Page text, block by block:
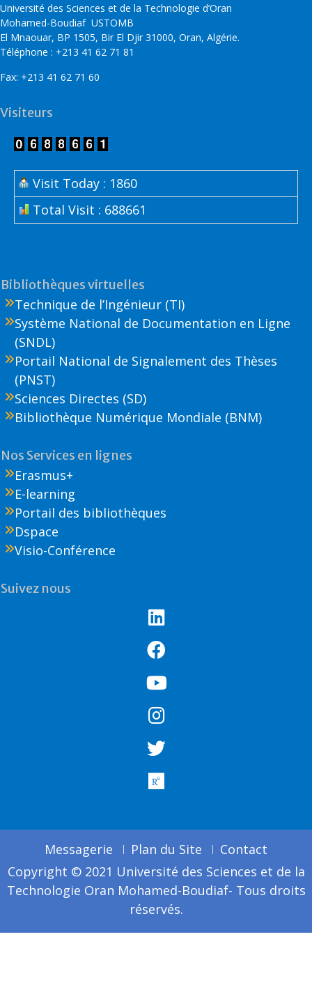
Université des Sciences et de la Technologie d’Oran
Mohamed-Boudiaf USTOMB
El Mnaouar, BP 1505, Bir El Djir 31000, Oran, Algérie.
Téléphone : +213 41 62 71 81
Fax: +213 41 62 71 60
Visiteurs
Visit Today : 1860
Total Visit : 688661
Bibliothèques virtuelles
Technique de l’Ingénieur (TI)
Système National de Documentation en Ligne
(SNDL)
Portail National de Signalement des Thèses
(PNST)
Sciences Directes (SD)
Bibliothèque Numérique Mondiale (BNM)
Nos Services en lignes
Erasmus+
E-learning
Portail des bibliothèques
Dspace
Visio-Conférence
Suivez nous
Messagerie Plan du Site
Contact
Copyright © 2021 Université des Sciences et de la
Technologie Oran Mohamed-Boudiaf- Tous droits
réservés.